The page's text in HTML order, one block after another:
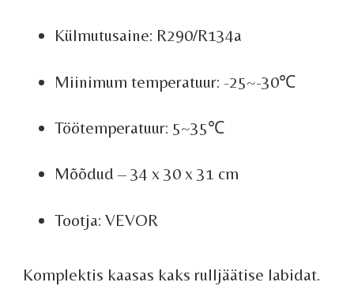
Külmutusaine: R290/R134a
Miinimum temperatuur: -25~-30℃
Töötemperatuur: 5~35℃
Mõõdud – 34 x 30 x 31 cm
Tootja: VEVOR
Komplektis kaasas kaks rulljäätise labidat.